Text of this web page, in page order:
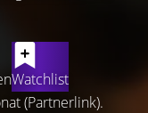
Watchlist
(Partnerlink).